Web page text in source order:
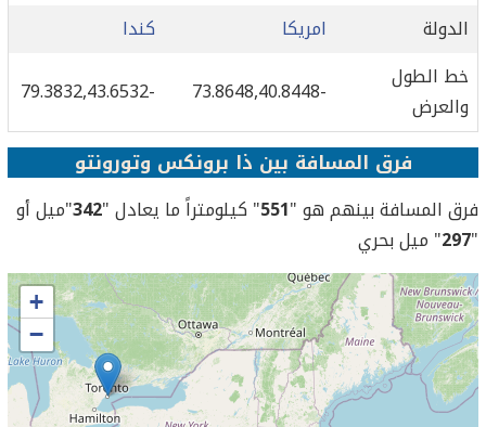
الدولة
امريكا
كندا
خط الطول
والعرض
-73.8648,40.8448
-79.3832,43.6532
فرق المسافة بين ذا برونكس وتورونتو
فرق المسافة بينهم هو "551" كيلومتراً ما يعادل "342"ميل أو
"
297" ميل بحري
+
−